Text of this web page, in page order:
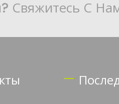
Свяжитесь С